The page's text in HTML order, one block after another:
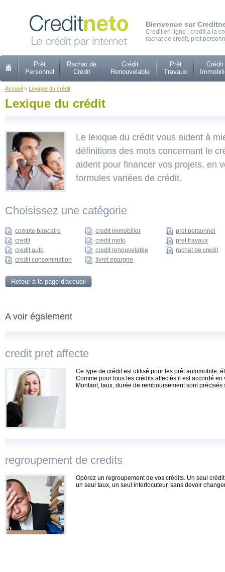
Bienvenue sur
Credit en ligne : credit a la
rachat de credit, pret
Prêt
Personnel
Rachat de
Crédit
Crédit
Renouvelable
Prêt
Travaux
Crédit
Accueil > Lexique du crédit
Lexique du crédit
Le lexique du crédit vous aident à
définitions des mots concernant le
aident pour financer vos projets, en
formules variées de crédit.
Choisissez une catégorie
compte bancaire
credit
credit auto
credit consommation
credit immobilier
credit moto
credit renouvelable
livret epargne
pret personnel
pret travaux
rachat de credit
Retour à la page d'accueil
A voir également
credit pret affecte
Ce type de crédit est utilisé pour les prêt automobile,
Comme pour tous les crédits affectés il est accordé en
Montant, taux, durée de remboursement sont
regroupement de credits
Opérez un regroupement de vos crédits. Un seul
un seul taux, un seul interlocuteur, sans devoir